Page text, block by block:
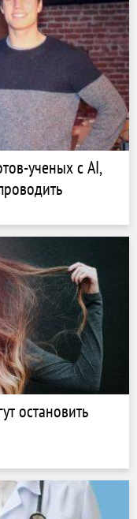
ученых с AI,
остановить